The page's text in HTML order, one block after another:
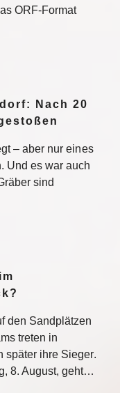
ORF-Format
Nach 20
– aber nur eines
Und es war auch
sind
den Sandplätzen
treten in
später ihre Sieger.
8. August, geht…